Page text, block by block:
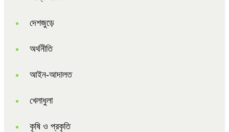
দেশজুড়ে
অর্থনীতি
আইন-আদালত
খেলাধুলা
কৃষি ও প্রকৃতি